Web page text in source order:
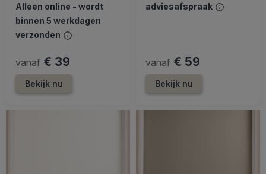
Alleen online - wordt
binnen 5 werkdagen
verzonden
vanaf € 39
Bekijk nu
adviesafspraak
vanaf € 59
Bekijk nu